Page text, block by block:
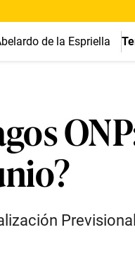
de la Espriella